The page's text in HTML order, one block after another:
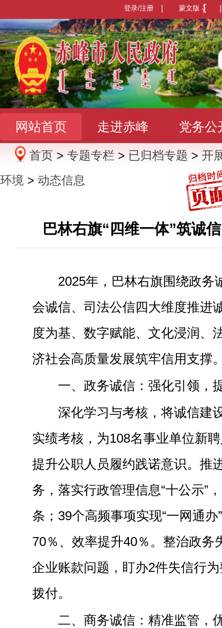
蒙文版
登录/注册
网站首页 走进赤峰 党务公
办事服务 政民互动 数据发
首页 > 专题专栏 > 已归档专题 > 开
环境 > 动态信息
巴林右旗“四维一体”筑诚
2025年 ， 巴林右旗围绕政务
会诚信、司法公信四大维度推进
度为基、数字赋能、文化浸润、
济社会高质量发展筑牢信用支撑
一、政务诚信：强化引领，
深化学习与考核，将诚信建
实绩考核，为108名事业单位新
提升公职人员履约践诺意识。 推
务，落实行政管理信息“十公示”
条； 39个高频事项实现“一网通
70％、效率提升40％。 整治政务
企业账款问题，盯办2件失信行
拨付。
二、商务诚信：精准监管，